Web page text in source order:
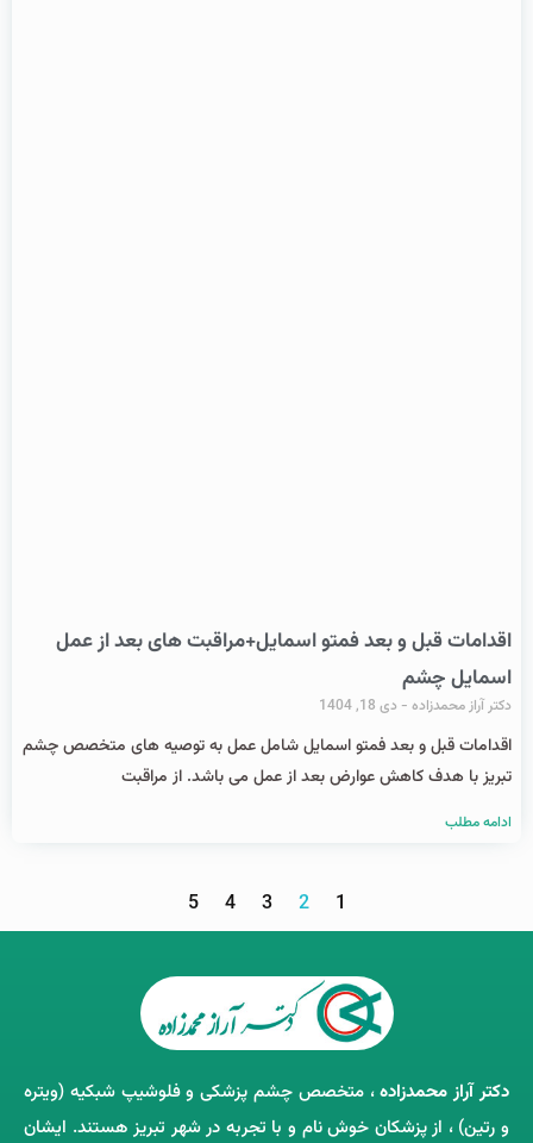
اقدامات قبل و بعد فمتو اسمایل+مراقبت های بعد از عمل
اسمایل چشم
دکتر آراز محمدزاده دی 18, 1404
اقدامات قبل و بعد فمتو اسمایل شامل عمل به توصیه های متخصص چشم
تبریز با هدف کاهش عوارض بعد از عمل می باشد. از مراقبت
ادامه مطلب
1
2
3
4
5
دکتر آراز محمدزاده، متخصص چشم‌ پزشکی و فلوشیپ شبکیه (ویتره
و رتین) ، از پزشکان خوش ‌نام و با تجربه در شهر تبریز هستند. ایشان